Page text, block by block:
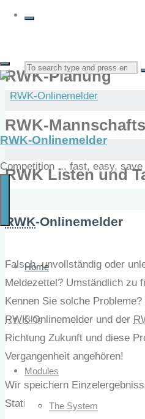
Search
for:
RWK-Onlinemelder
Competition ... fast, easy,
Home
Blog
Modules
The System
RWK-Planung
RWK-
RWK Listen und
RWK-Onlinemelder
Falsch, unvollständig oder
Meldezettel? Umständlich zu
Kennen Sie solche
RWK-Onlinemelder und der
Richtung Zukunft und diese
Vergangenheit angehören!
Wir speichern
Statistiken gibt eshier…